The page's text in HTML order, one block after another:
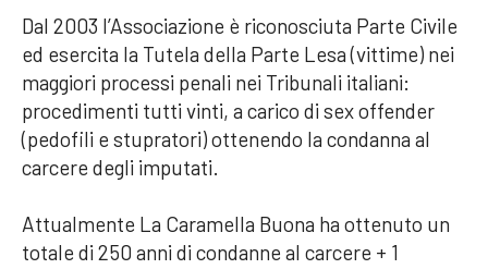
Dal 2003 l’Associazione è riconosciuta Parte Civile
ed esercita la Tutela della Parte Lesa (vittime) nei
maggiori processi penali nei Tribunali italiani:
procedimenti tutti vinti, a carico di sex offender
(pedofili e stupratori) ottenendo la condanna al
carcere degli imputati.
Attualmente La Caramella Buona ha ottenuto un
totale di 250 anni di condanne al carcere + 1